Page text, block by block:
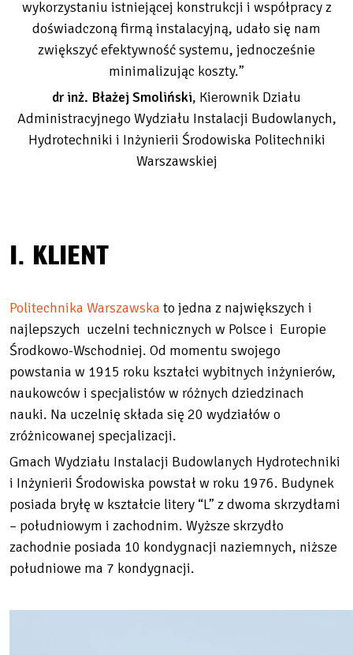
wykorzystaniu istniejącej konstrukcji i współpracy z
doświadczoną firmą instalacyjną, udało się nam
zwiększyć efektywność systemu, jednocześnie
minimalizując koszty.”
dr inż. Błażej Smoliński, Kierownik Działu
Administracyjnego Wydziału Instalacji Budowlanych,
Hydrotechniki i Inżynierii Środowiska Politechniki
Warszawskiej
I. KLIENT
Politechnika Warszawska to jedna z największych i
najlepszych uczelni technicznych w Polsce i Europie
Środkowo-Wschodniej. Od momentu swojego
powstania w 1915 roku kształci wybitnych inżynierów,
naukowców i specjalistów w różnych dziedzinach
nauki. Na uczelnię składa się 20 wydziałów o
zróżnicowanej specjalizacji.
Gmach Wydziału Instalacji Budowlanych Hydrotechniki
i Inżynierii Środowiska powstał w roku 1976. Budynek
posiada bryłę w kształcie litery “L” z dwoma skrzydłami
– południowym i zachodnim. Wyższe skrzydło
zachodnie posiada 10 kondygnacji naziemnych, niższe
południowe ma 7 kondygnacji.